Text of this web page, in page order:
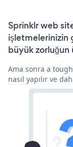
Sprinklr web
işletmelerinizin
büyük
Ama sonra a
nasıl yapılır ve